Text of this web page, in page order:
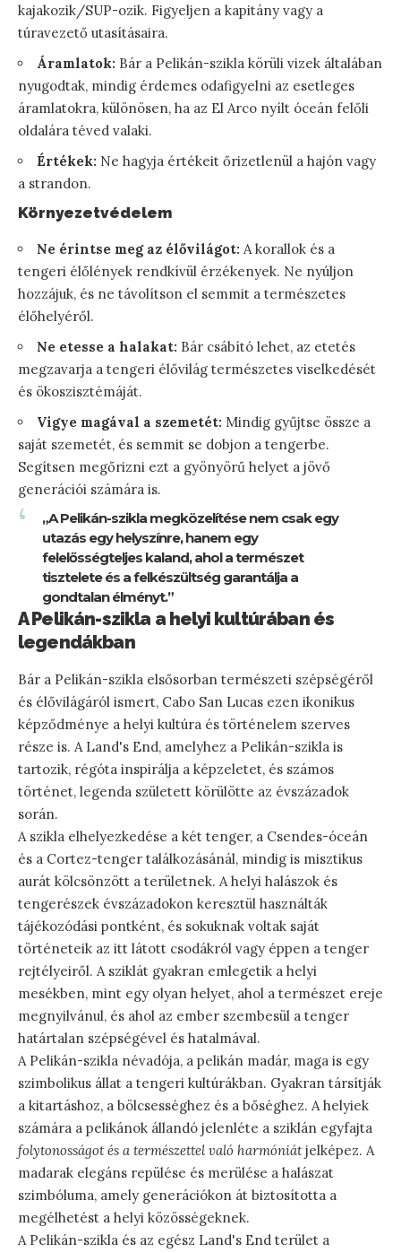
kajakozik/SUP-ozik. Figyeljen a kapitány vagy a
túravezető utasításaira.
Áramlatok: Bár a Pelikán-szikla körüli vizek általában
nyugodtak, mindig érdemes odafigyelni az esetleges
áramlatokra, különösen, ha az El Arco nyílt óceán felőli
oldalára téved valaki.
Értékek: Ne hagyja értékeit őrizetlenül a hajón vagy
a strandon.
Környezetvédelem
Ne érintse meg az élővilágot: A korallok és a
tengeri élőlények rendkívül érzékenyek. Ne nyúljon
hozzájuk, és ne távolítson el semmit a természetes
élőhelyéről.
Ne etesse a halakat: Bár csábító lehet, az etetés
megzavarja a tengeri élővilág természetes viselkedését
és ökoszisztémáját.
Vigye magával a szemetét: Mindig gyűjtse össze a
saját szemetét, és semmit se dobjon a tengerbe.
Segítsen megőrizni ezt a gyönyörű helyet a jövő
generációi számára is.
„A Pelikán-szikla megközelítése nem csak egy
utazás egy helyszínre, hanem egy
felelősségteljes kaland, ahol a természet
tisztelete és a felkészültség garantálja a
gondtalan élményt.”
A Pelikán-szikla a helyi kultúrában és
legendákban
Bár a Pelikán-szikla elsősorban természeti szépségéről
és élővilágáról ismert, Cabo San Lucas ezen ikonikus
képződménye a helyi kultúra és történelem szerves
része is. A Land's End, amelyhez a Pelikán-szikla is
tartozik, régóta inspirálja a képzeletet, és számos
történet, legenda született körülötte az évszázadok
során.
A szikla elhelyezkedése a két tenger, a Csendes-óceán
és a Cortez-tenger találkozásánál, mindig is misztikus
aurát kölcsönzött a területnek. A helyi halászok és
tengerészek évszázadokon keresztül használták
tájékozódási pontként, és sokuknak voltak saját
történeteik az itt látott csodákról vagy éppen a tenger
rejtélyeiről. A sziklát gyakran emlegetik a helyi
mesékben, mint egy olyan helyet, ahol a természet ereje
megnyilvánul, és ahol az ember szembesül a tenger
határtalan szépségével és hatalmával.
A Pelikán-szikla névadója, a pelikán madár, maga is egy
szimbolikus állat a tengeri kultúrákban. Gyakran társítják
a kitartáshoz, a bölcsességhez és a bőséghez. A helyiek
számára a pelikánok állandó jelenléte a sziklán egyfajta
folytonosságot és a természettel való harmóniátjelképez. A
madarak elegáns repülése és merülése a halászat
szimbóluma, amely generációkon át biztosította a
megélhetést a helyi közösségeknek.
A Pelikán-szikla és az egész Land's End terület a